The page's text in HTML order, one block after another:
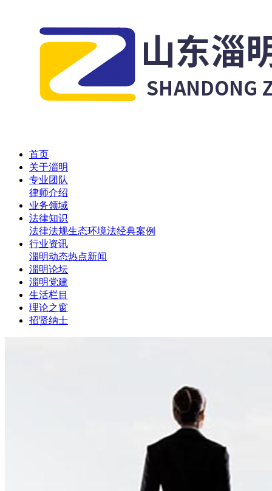
首页
关于淄明
专业团队
律师介绍
业务领域
法律知识
法律法规生态环境法经典案例
行业资讯
淄明动态热点新闻
淄明论坛
淄明党建
生活栏目
理论之窗
招贤纳士